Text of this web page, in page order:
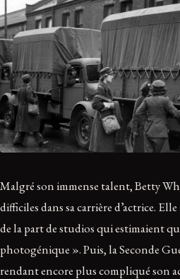
Malgré son immense talent, Betty
difficiles dans sa carrière d’actrice.
de la part de studios qui estimaient
photogénique ». Puis, la Seconde
rendant encore plus compliqué son